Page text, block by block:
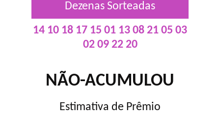
Dezenas Sorteadas
14 10 18 17 15 01 13 08 21 05 03
02 09 22 20
NÃO-ACUMULOU
Estimativa de Prêmio